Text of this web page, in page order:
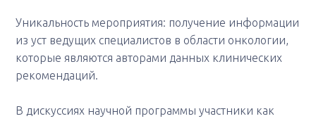
Уникальность мероприятия: получение информации
из уст ведущих специалистов в области онкологии,
которые являются авторами данных клинических
рекомендаций.
В дискуссиях научной программы участники как